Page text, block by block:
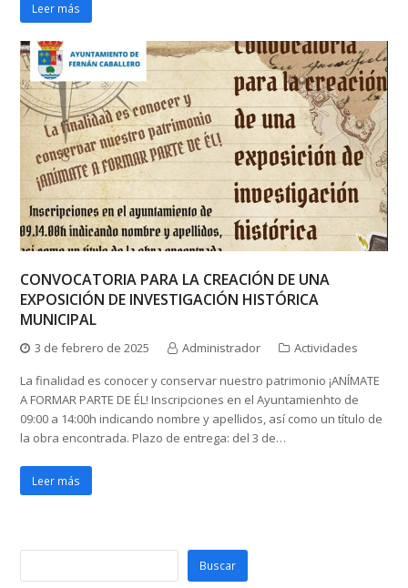
Leer más
CONVOCATORIA PARA LA CREACIÓN DE UNA
EXPOSICIÓN DE INVESTIGACIÓN HISTÓRICA
MUNICIPAL
3 de febrero de 2025 Administrador
Actividades
La finalidad es conocer y conservar nuestro patrimonio ¡ANÍMATE
A FORMAR PARTE DE ÉL! Inscripciones en el Ayuntamienhto de
09:00 a 14:00h indicando nombre y apellidos, así como un título de
la obra encontrada. Plazo de entrega: del 3 de…
Leer más
Buscar